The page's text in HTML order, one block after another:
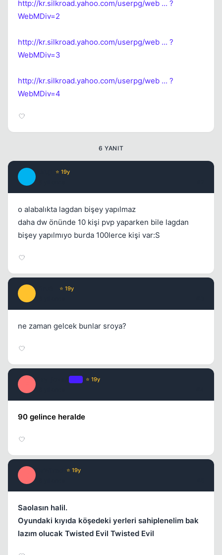
http://kr.silkroad.yahoo.com/userpg/web ... ?
WebMDiv=2
http://kr.silkroad.yahoo.com/userpg/web ... ?
WebMDiv=3
http://kr.silkroad.yahoo.com/userpg/web ... ?
WebMDiv=4
6 YANIT
⭐ 19y
o alabalıkta lagdan bişey yapılmaz
daha dw önünde 10 kişi pvp yaparken bile lagdan
bişey yapılmıyo burda 100lerce kişi var:S
⭐ 19y
ne zaman gelcek bunlar sroya?
⭐ 19y
90 gelince heralde
⭐ 19y
Saolasın halil.
Oyundaki kıyıda köşedeki yerleri sahiplenelim bak
lazım olucak Twisted Evil Twisted Evil